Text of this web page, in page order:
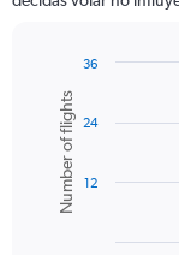
The
axis
displaying
values.
Range:
chart
with
bars.
The
Chart
graphic.
Number of flights 12
24
36